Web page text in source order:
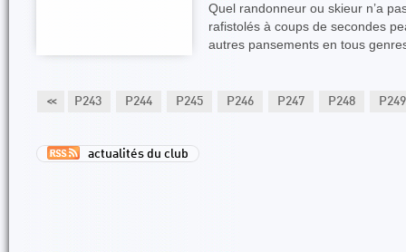
Quel randonneur ou skieur n’a
rafistolés à coups de secondes
autres pansements en tous
<<
P242 P243 P244 P245 P246 P247 P248 P249
actualités du club